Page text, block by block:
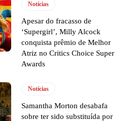
Notícias
Apesar do fracasso de
‘Supergirl’, Milly Alcock
conquista prêmio de Melhor
Atriz no Critics Choice Super
Awards
Notícias
Samantha Morton desabafa
sobre ter sido substituída por